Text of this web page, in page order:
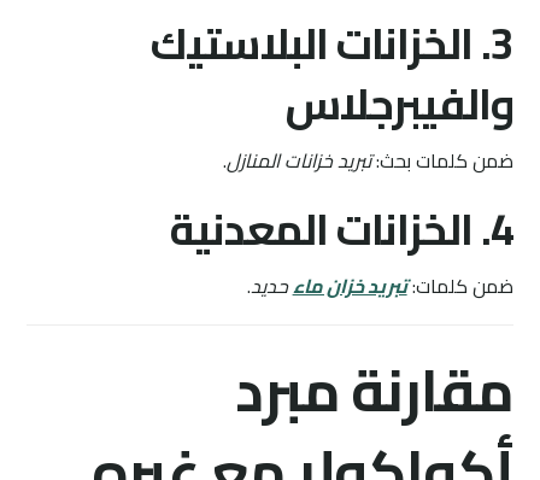
3. الخزانات البلاستيك
والفيبرجلاس
ضمن كلمات بحث:تبريد خزانات المنازل.
4. الخزانات المعدنية
ضمن كلمات:تبريد خزان ماءحديد.
مقارنة مبرد